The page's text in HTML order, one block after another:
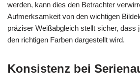
werden, kann dies den Betrachter
Aufmerksamkeit von den wichtigen
präziser Weißabgleich stellt sicher, dass
den richtigen Farben dargestellt wird.
Konsistenz bei